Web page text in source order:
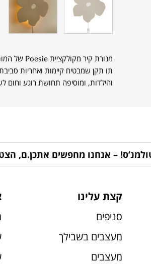
מנורת קיר מקולקציית Poesie של המותג הדני
תו תקן שמבטיח קיימות ואחריות
והילדות, ומוסיפה תחושת רוגע וחום
– אנחנו מחפשים אתכן.ם,
קצת עלינו
סניפים
מעצבים בשבילך
מעצבים